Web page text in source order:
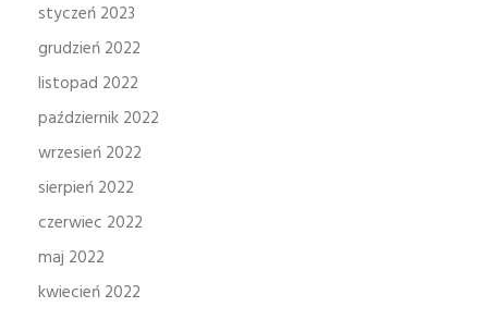
styczeń 2023
grudzień 2022
listopad 2022
październik 2022
wrzesień 2022
sierpień 2022
czerwiec 2022
maj 2022
kwiecień 2022